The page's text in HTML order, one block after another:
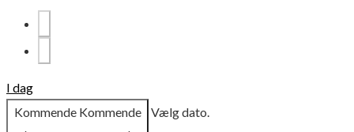
I dag
Kommende Kommende Vælg dato.